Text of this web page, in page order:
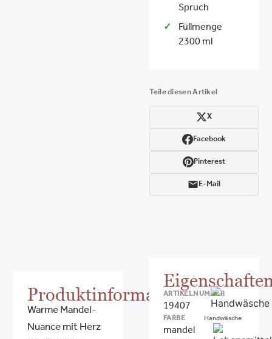
Spruch
Füllmenge
2300 ml
Teile diesen Artikel
X
Facebook
Pinterest
E-Mail
Produktinformationen
Warme Mandel-
Nuance mit Herz
ARTIKELNUMMER
19407
FARBE
mandel
Handwäsche